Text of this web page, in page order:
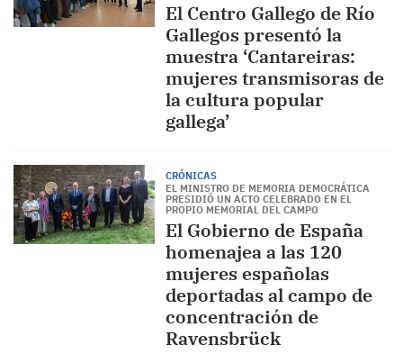
El Centro Gallego de Río
Gallegos presentó la
muestra ‘Cantareiras:
mujeres transmisoras de
la cultura popular
gallega’
CRÓNICAS
EL MINISTRO DE MEMORIA DEMOCRÁTICA
PRESIDIÓ UN ACTO CELEBRADO EN EL
PROPIO MEMORIAL DEL CAMPO
El Gobierno de España
homenajea a las 120
mujeres españolas
deportadas al campo de
concentración de
Ravensbrück